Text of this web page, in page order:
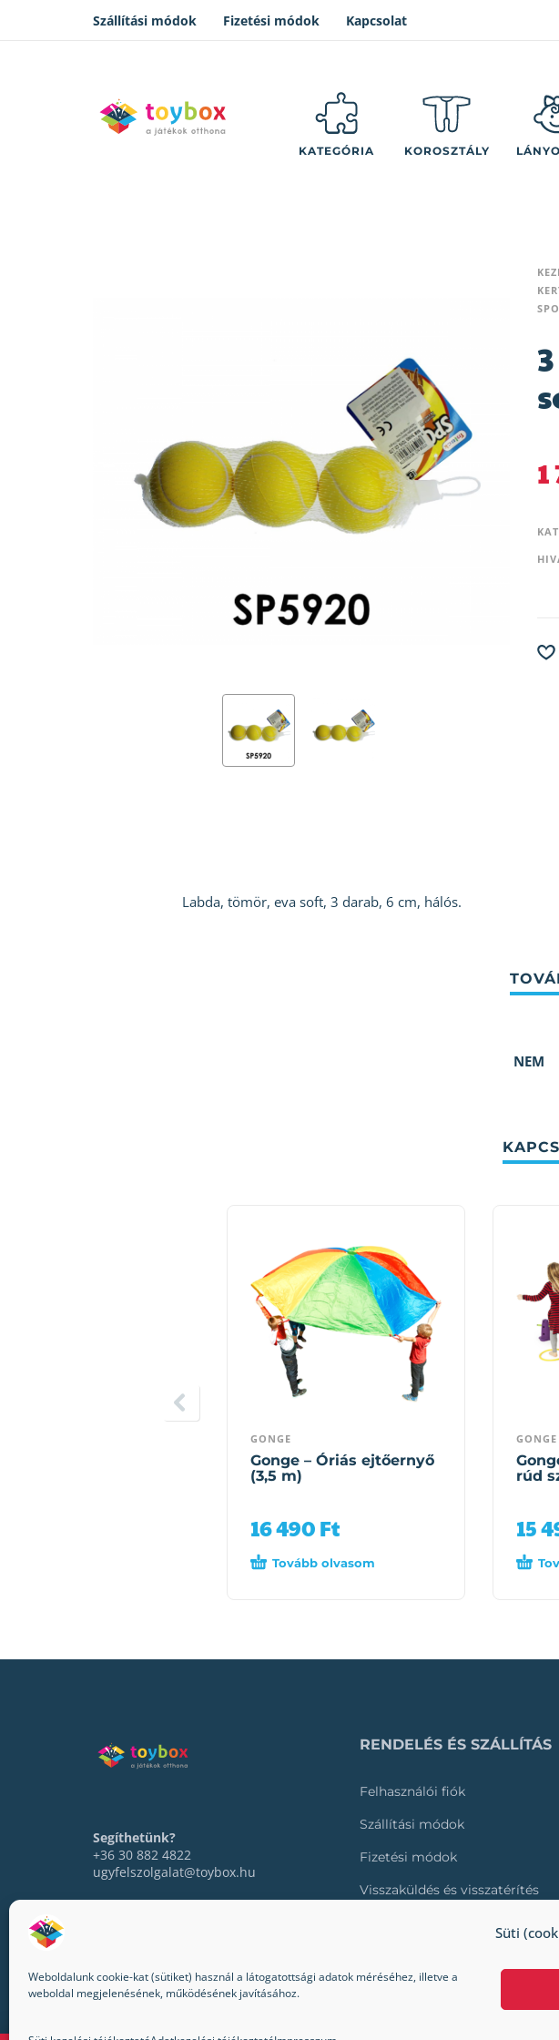
Süti
Weboldalunk cookie-kat (sütiket) használ a látogatottsági adatok méréséhez, illetve a
weboldal megjelenésének, működésének javításához.
Szállítási módok Fizetési módok Kapcsolat
KATEGÓRIA KOROSZTÁLY
Labda, tömör, eva soft, 3 darab, 6 cm, hálós.
NEM
GONGE
Gonge – Óriás ejtőernyő
(3,5 m)
16 490Ft
Tovább olvasom
GONGE
rúd
15
Segíthetünk?
+36 30 882 4822
ugyfelszolgalat@toybox.hu
RENDELÉS ÉS SZÁLLÍTÁS
Felhasználói fiók
Szállítási módok
Fizetési módok
Visszaküldés és visszatérítés